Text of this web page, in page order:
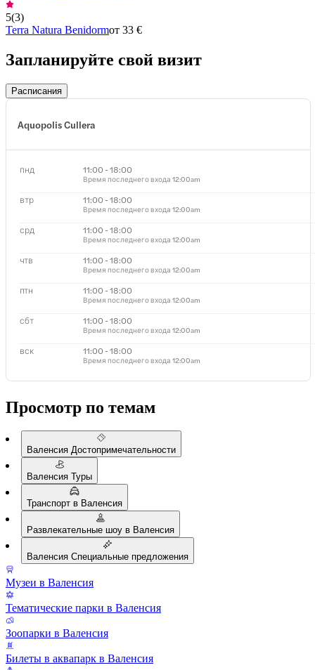
5(3)
Terra Natura Benidormот 33 €
Запланируйте свой визит
Расписания
Aquopolis Cullera
пнд 11:00 - 18:00
Время последнего входа 12:00am
втр 11:00 - 18:00
Время последнего входа 12:00am
срд 11:00 - 18:00
Время последнего входа 12:00am
чтв 11:00 - 18:00
Время последнего входа 12:00am
птн 11:00 - 18:00
Время последнего входа 12:00am
сбт 11:00 - 18:00
Время последнего входа 12:00am
вск 11:00 - 18:00
Время последнего входа 12:00am
Просмотр по темам
Валенсия Достопримечательности
Валенсия Туры
Транспорт в Валенсия
Развлекательные шоу в Валенсия
Валенсия Специальные предложения
Музеи в Валенсия
Тематические парки в Валенсия
Зоопарки в Валенсия
Билеты в аквапарк в Валенсия